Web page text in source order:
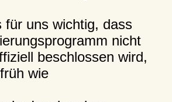
für uns wichtig, dass
nicht
beschlossen wird,
wie